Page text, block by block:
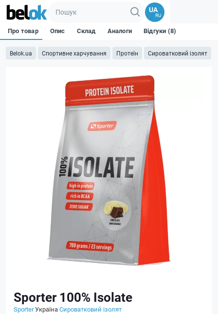
UA
RU
Belok.ua Спортивне харчування Протеїн Сироватковий ізолят
Про товар Опис Склад Аналоги Відгуки (8)
Sporter 100% Isolate
SporterУкраїнаСироватковий ізолят